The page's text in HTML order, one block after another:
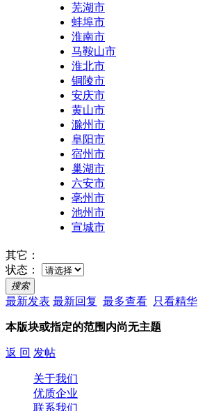
芜湖市
蚌埠市
淮南市
马鞍山市
淮北市
铜陵市
安庆市
黄山市
滁州市
阜阳市
宿州市
巢湖市
六安市
亳州市
池州市
宣城市
其它：
状态：
搜索
最新发表 最新回复 最多查看 只看精华
本版块或指定的范围内尚无主题
返 回 发帖
关于我们
优质企业
联系我们